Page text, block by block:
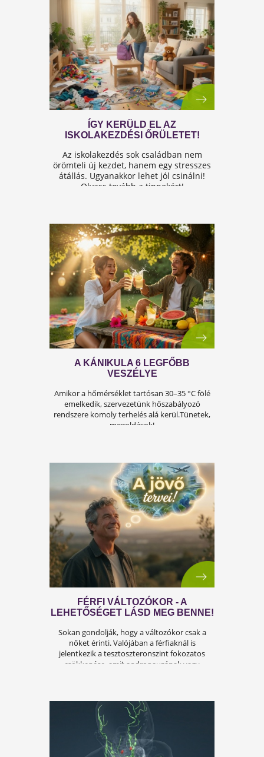
A FÉRFIASSÁG PROBLÉMÁJA:
OKAI, TÜNETEI ÉS LEHETSÉGES
MEGOLDÁSAI
A férfiasság, vagy más néven a szexuális
teljesítmény, sok férfi számára központi
az életben. Nem csupán a testi egészséget,
hanem az önbecsülést is befolyásolja.
ÍGY KERÜLD EL AZ
ISKOLAKEZDÉSI ŐRÜLETET!
Az iskolakezdés sok családban nem
örömteli új kezdet, hanem egy stresszes
átállás. Ugyanakkor lehet jól csinálni!
Olvass tovább a tippekért!